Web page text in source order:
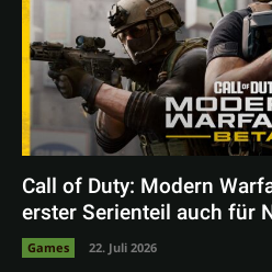
Call of Duty: Modern
erster Serienteil auch für
Games 22. Juli 2026